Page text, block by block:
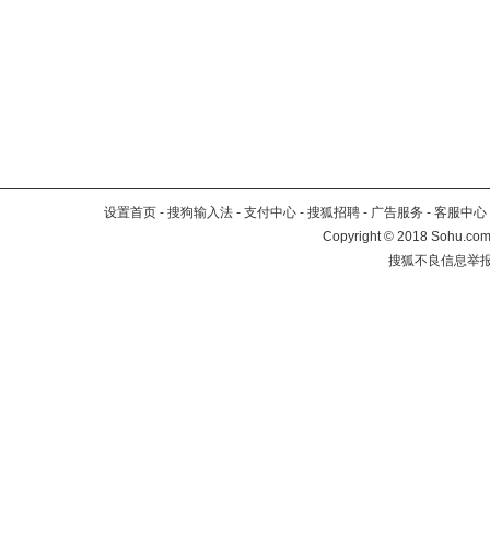
设置首页 - 搜狗输入法 - 支付中心 - 搜狐招聘 - 广告服务 - 客服中心
Copyright©2018
搜狐不良信息举